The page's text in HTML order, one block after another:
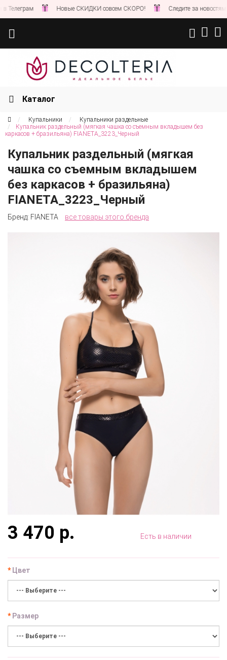
Новые СКИДКИ совсем СКОРО! Следите за новостями на
Каталог
Купальники
Купальники раздельные
Купальник раздельный (мягкая чашка со съемным вкладышем без
каркасов + бразильяна) FIANETA_3223_Черный
Купальник раздельный (мягкая
чашка со съемным вкладышем
без каркасов + бразильяна)
FIANETA_3223_Черный
Бренд: FIANETA все товары этого бренда
3 470 р. Есть в наличии
Цвет
Размер